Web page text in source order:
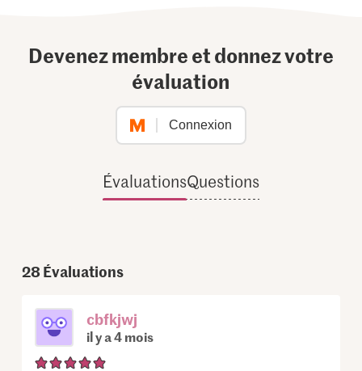
Devenez membre et donnez votre
évaluation
Connexion
ÉvaluationsQuestions
28Évaluations
cbfkjwj
il y a 4 mois